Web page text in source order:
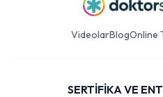
VideolarBlogOnline
SERTİFİKA VE